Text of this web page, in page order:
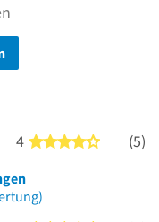
4 4 von 5
(5)